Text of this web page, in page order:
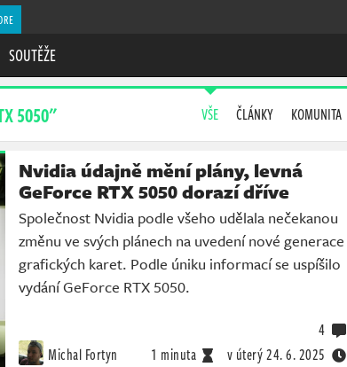
SOUTĚŽE
5050" VŠE ČLÁNKY KOMUNITA
Nvidia údajně mění plány, levná
GeForce RTX 5050 dorazí dříve
Společnost Nvidia podle všeho udělala nečekanou
změnu ve svých plánech na uvedení nové generace
grafických karet. Podle úniku informací se uspíšilo
vydání GeForce RTX 5050.
Michal Fortyn 1 minuta v úterý24. 6. 2025
4